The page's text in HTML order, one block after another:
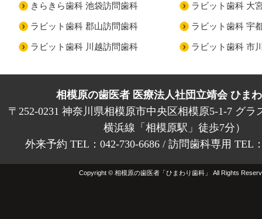
きらきら歯科 池袋訪問歯科 ラビット歯科 大
ラビット歯科 郡山訪問歯科 ラビット歯科 宇
ラビット歯科 川越訪問歯科 ラビット歯科 市
相模原の歯医者 医療法人社団立靖会 ひま
〒252-0231 神奈川県相模原市中央区相模原5-1-7 グラ
横浜線「相模原駅」徒歩7分）
外来予約 TEL：042-730-6686 / 訪問歯科専用 TEL
Copyright © 相模原の歯医者「ひまわり歯科」 All Rights